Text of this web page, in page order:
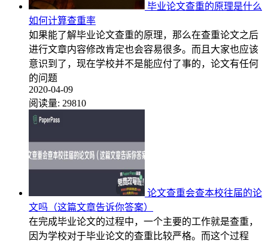
毕业论文查重的原理是什么
如何计算查重率
如果能了解毕业论文查重的原理，那么在查重论文之后
进行文章内容修改肯定也会容易很多。而且大家也应该
意识到了，现在学校并不是能应付了事的，论文有任何
的问题
2020-04-09
阅读量: 29810
论文查重会查本校往届的论
文吗（这篇文章告诉你答案）
在完成毕业论文的过程中，一个主要的工作就是查重，
因为学校对于毕业论文的查重比较严格。而这个过程